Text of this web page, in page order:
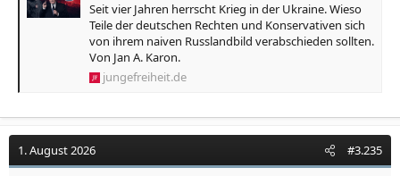
Seit vier Jahren herrscht Krieg in der Ukraine. Wieso
Teile der deutschen Rechten und Konservativen sich
von ihrem naiven Russlandbild verabschieden sollten.
Von Jan A. Karon.
jungefreiheit.de
1. August 2026 #3.235